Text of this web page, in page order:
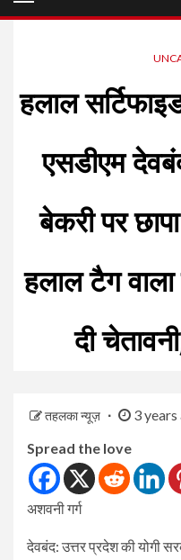
हलाल
एसडीएम
बेकरी पर
हलाल टैग
दी
तहलका न्यूज़ 3 years
Spread the love
अशवनी गर्ग
देवबंद: उत्तर प्रदेश की योगी